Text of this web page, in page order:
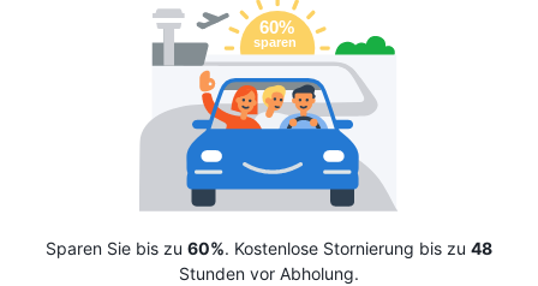
Sparen Sie bis zu 60%. Kostenlose Stornierung bis zu 48
Stunden vor Abholung.